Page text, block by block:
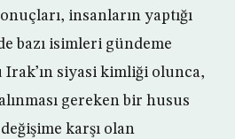
insanların yaptığı
bazı isimleri gündeme
siyasi kimliği olunca,
gereken bir husus
karşı olan